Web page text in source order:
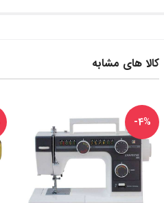
کالا های مشابه
-4%